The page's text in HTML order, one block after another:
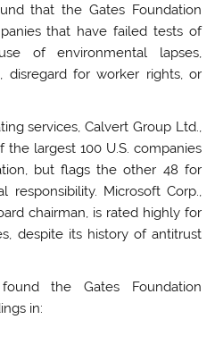
that the Gates Foundation
that have failed tests of
of environmental lapses,
disregard for worker rights, or
services, Calvert Group Ltd.,
largest 100 U.S. companies
but flags the other 48 for
responsibility. Microsoft Corp.,
chairman, is rated highly for
despite its history of antitrust
the Gates Foundation
in: